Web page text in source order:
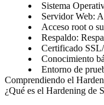
Sistema
Servidor Web:
Acceso root o
Respaldo:
Certificado
Conocimiento
Entorno de
Comprendiendo el
¿Qué es el Hardening de